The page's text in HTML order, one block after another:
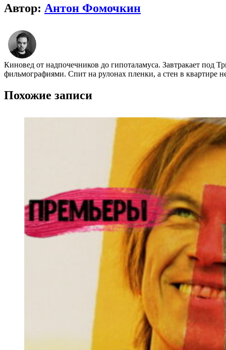
Автор: Антон Фомочкин
Киновед от надпочечников до гипоталамуса. Завтракает
фильмографиями. Спит на рулонах пленки, а стен в квартире
Похожие записи